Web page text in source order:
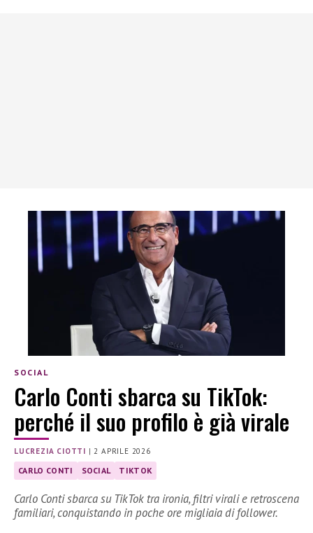
SOCIAL
Carlo Conti sbarca su TikTok:
perché il suo profilo è già virale
LUCREZIA CIOTTI |2 APRILE 2026
CARLO CONTI SOCIAL TIKTOK
Carlo Conti sbarca su TikTok tra ironia, filtri virali e retroscena
familiari, conquistando in poche ore migliaia di follower.